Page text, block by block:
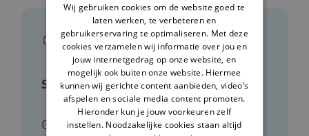
In het kort
Sector
Gehandicaptenzorg, Ouderenzorg,
Wij gebruiken cookies om de website goed te
laten werken, te verbeteren en
gebruikerservaring te optimaliseren. Met deze
cookies verzamelen wij informatie over jou en
jouw internetgedrag op onze website, en
mogelijk ook buiten onze website. Hiermee
kunnen wij gerichte content aanbieden, video’s
afspelen en sociale media content promoten.
Hieronder kun je jouw voorkeuren zelf
instellen. Noodzakelijke cookies staan altijd